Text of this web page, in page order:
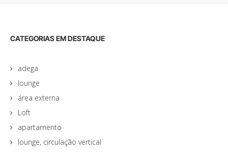
CATEGORIAS EM DESTAQUE
adega
lounge
área externa
Loft
apartamento
lounge, circulação vertical